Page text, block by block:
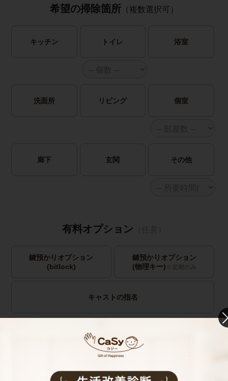
希望の掃除箇所 （複数選択可）
キッチン トイレ 浴室
洗面所 リビング 個室
廊下 玄関 その他
有料オプション
鍵預かりオプション
(bitlock)
鍵預かりオプション
(物理キー) ※定期のみ
キャストの指名